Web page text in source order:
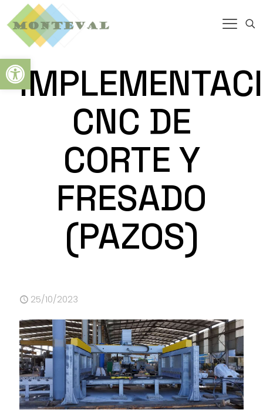
Abrir barra de herramientas
CNC DE
CORTE Y
FRESADO
(PAZOS)
25/10/2023